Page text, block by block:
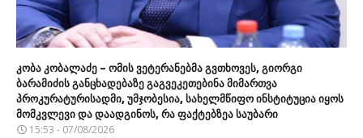
კობა კობალაძე – ომის ვეტერანებმა გვთხოვეს, გიორგი
ბარამიძის განცხადებაზე გაგვეკეთებინა მიმართვა
პროკურატურისადმი, უმჯობესია, სახელმწიფო ინსტიტუცია იყოს
მომკვლევი და დაადგინოს, რა ფაქტებზეა საუბარი
15:53 - 07/08/2026